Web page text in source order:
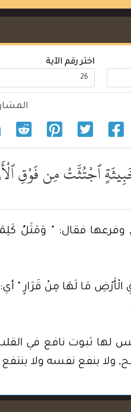
اختر رقم الآية
ٱجْتُثَّتْ مِن فَوْقِ
وفرعها فقال: " وَمَثَلُ
مَا لَهَا مِنْ قَرَارٍ "
لها ثبوت نافع في
ولا ينفع نفسه ولا ينتفع